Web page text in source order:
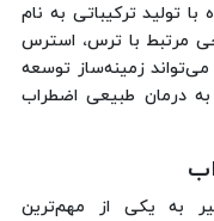
تولید ترکیباتی به نام
مرتبط با ترس، استرس
می‌تواند زمینه‌ساز توسعه
درمان طبیعی اضطراب
به یکی از مهم‌ترین